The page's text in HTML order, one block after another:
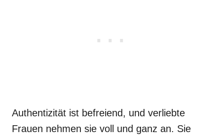
Authentizität ist befreiend, und verliebte
Frauen nehmen sie voll und ganz an. Sie